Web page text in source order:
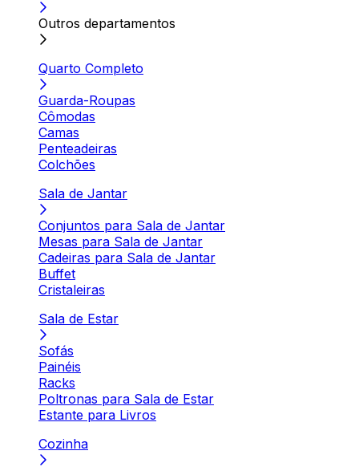
Outros departamentos
Quarto Completo
Guarda-Roupas
Cômodas
Camas
Penteadeiras
Colchões
Sala de Jantar
Conjuntos para Sala de Jantar
Mesas para Sala de Jantar
Cadeiras para Sala de Jantar
Buffet
Cristaleiras
Sala de Estar
Sofás
Painéis
Racks
Poltronas para Sala de Estar
Estante para Livros
Cozinha